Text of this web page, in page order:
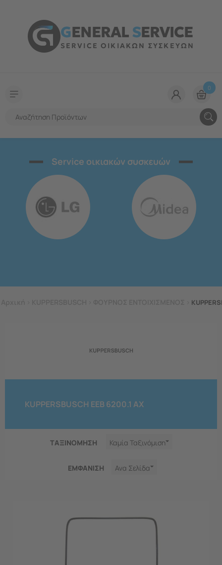
GENERALSERVICE
SERVICE ΟΙΚΙΑΚΩΝ ΣΥΣΚΕΥΩΝ
0
Service οικιακών συσκευών
KUPPERSBUSCH EEB 6200.1 AX
ΤΑΞΙΝΟΜΗΣΗ Καμία Ταξινόμιση
ΕΜΦΑNΙΣΗ Ανα Σελίδα